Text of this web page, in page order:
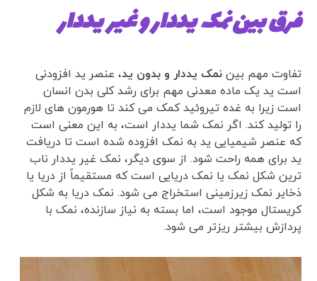
فرق بین نمک یددار و غیر یددار
تفاوت مهم بیننمک یددار و بدون ید، عنصر ید افزودنی
است ید یک ماده معدنی مهم برای رشد کلی بدن انسان
است زیرا به غده تیروئید کمک می کند تا هورمون های لازم
را تولید کند. اگر نمک شما یددار است، به این معنی است
که عنصر شیمیایی ید به نمک افزوده شده است تا دریافت
ید برای همه راحت شود. از سوی دیگر، نمک غیر یددار ناب
ترین شکل نمک یا نمک دریایی است که مستقیماً از دریا یا
ذخایر نمک زیرزمینی استخراج می شود. نمک دریا به شکل
کریستال موجود است، اما بسته به نیاز سازنده، نمک با
پردازش بیشتر ریزتر می شود.